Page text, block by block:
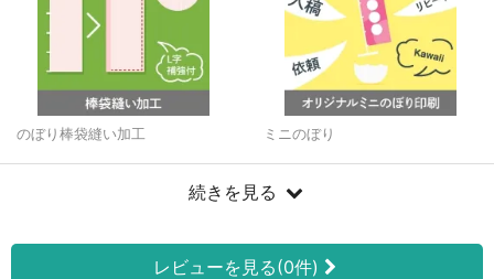
のぼり棒袋縫い加工 ミニのぼり
続きを見る
レビューを見る(0件)